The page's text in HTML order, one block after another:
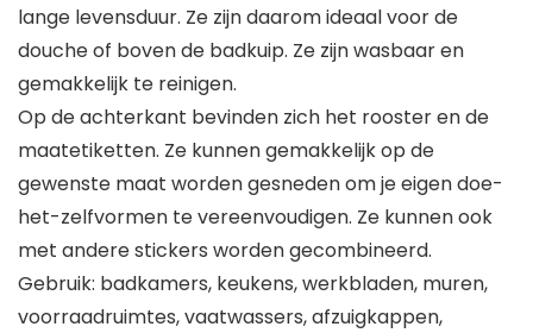
lange levensduur. Ze zijn daarom ideaal voor de
douche of boven de badkuip. Ze zijn wasbaar en
gemakkelijk te reinigen.
Op de achterkant bevinden zich het rooster en de
maatetiketten. Ze kunnen gemakkelijk op de
gewenste maat worden gesneden om je eigen doe-
het-zelfvormen te vereenvoudigen. Ze kunnen ook
met andere stickers worden gecombineerd.
Gebruik: badkamers, keukens, werkbladen, muren,
voorraadruimtes, vaatwassers, afzuigkappen,